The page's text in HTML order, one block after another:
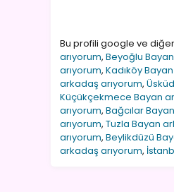
Bu profili google ve
arıyorum, Beyoğlu
arıyorum, Kadıköy
arkadaş arıyorum,
Küçükçekmece Bayan
arıyorum, Bağcılar
arıyorum, Tuzla Bayan
arıyorum, Beylikdüzü
arkadaş arıyorum,